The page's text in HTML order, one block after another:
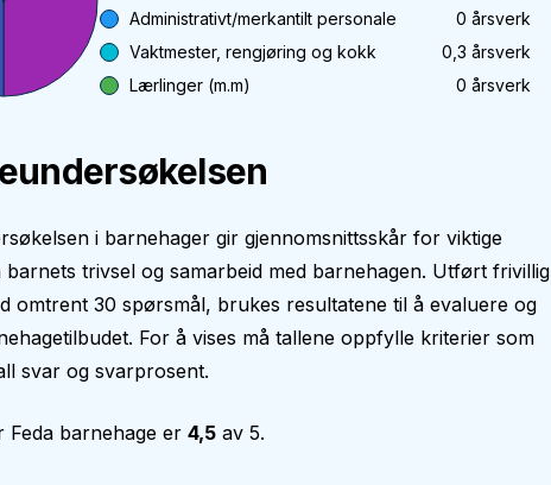
Administrativt/merkantilt personale
0 årsverk
Vaktmester, rengjøring og kokk
0,3 årsverk
Lærlinger (m.m)
0 årsverk
i barnehager gir gjennomsnittsskår for viktige
trivsel og samarbeid med barnehagen. Utført frivillig
omtrent 30 spørsmål, brukes resultatene til å evaluere og
For å vises må tallene oppfylle kriterier som
svar og svarprosent.
Feda barnehage er 4,5 av 5.